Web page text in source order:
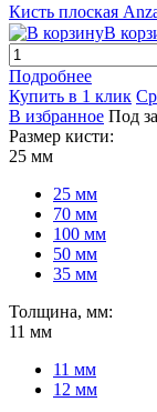
Кисть плоская
В
Подробнее
Купить в 1 клик
В избранное Под
Размер кисти:
25 мм
25 мм
70 мм
100 мм
50 мм
35 мм
Толщина, мм:
11 мм
11 мм
12 мм